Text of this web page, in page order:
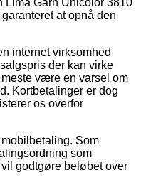
at opnå den
internet virksomhed
der kan virke
være en varsel om
Kortbetalinger er dog
os overfor
Som
som
godtgøre beløbet over